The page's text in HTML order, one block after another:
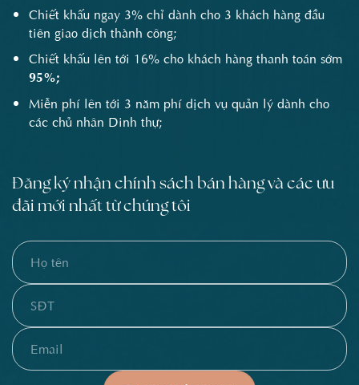
Chiết khấu ngay 3% chỉ dành cho 3 khách hàng đầu
tiên giao dịch thành công;
Chiết khấu lên tới 16% cho khách hàng thanh toán sớm
95%;
Miễn phí lên tới 3 năm phí dịch vụ quản lý dành cho
các chủ nhân Dinh thự;
Đăng ký nhận chính sách bán hàng và các ưu
đãi mới nhất từ chúng tôi